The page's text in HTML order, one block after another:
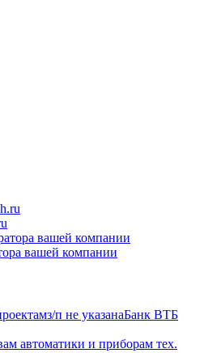
вашей компании
з/п не указанаБанк ВТБ
автоматики и приборам тех.